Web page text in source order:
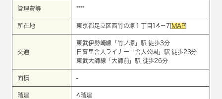
管理費等 ****
所在地 東京都足立区西竹の塚１丁目14－7[ MAP]
交通
東武伊勢崎線 「 竹ノ塚 」駅 徒歩3分
日暮里舎人ライナー 「舎人公園 」駅 徒歩23分
東武大師線 「大師前」駅 徒歩26分
面積 -
階建 4階建